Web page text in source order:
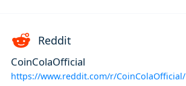
Reddit
CoinColaOfficial
https://www.reddit.com/r/CoinColaOfficial/